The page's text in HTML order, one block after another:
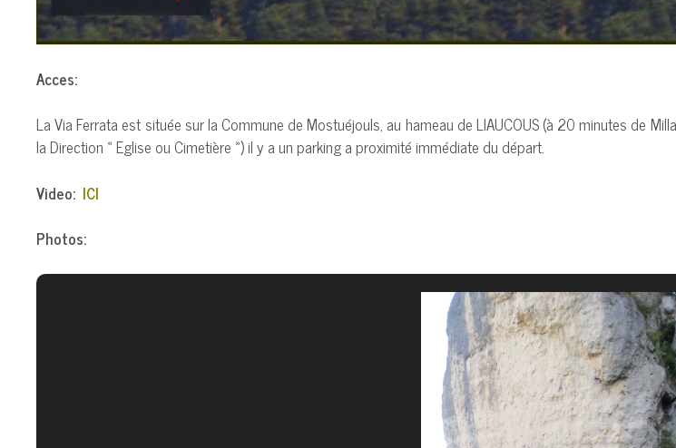
Acces:
La Via Ferrata est située sur la Commune de Mostuéjouls, au hameau de LIAUCOUS (à 20 minutes de
la Direction « Eglise ou Cimetière ») il y a un parking a proximité immédiate du départ.
Video: ICI
Photos: